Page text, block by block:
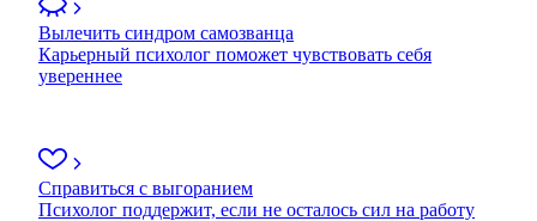
Вылечить синдром самозванца
Карьерный психолог поможет чувствовать себя
увереннее
Справиться с выгоранием
Психолог поддержит, если не осталось сил на работу